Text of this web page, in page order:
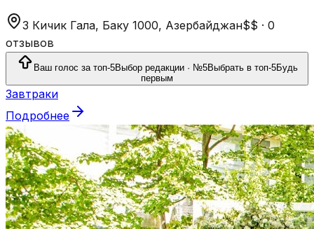
3 Кичик Гала, Баку 1000, Азербайджан$$ · 0
отзывов
Ваш голос за топ-5Выбор редакции · №5Выбрать в топ-5Будь
первым
Завтраки
Подробнее